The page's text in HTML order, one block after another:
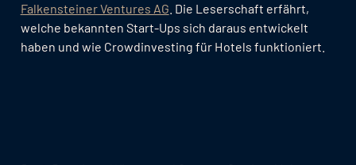
Falkensteiner Ventures AG . Die Leserschaft erfährt,
welche bekannten Start-Ups sich daraus entwickelt
haben und wie Crowdinvesting für Hotels funktioniert.